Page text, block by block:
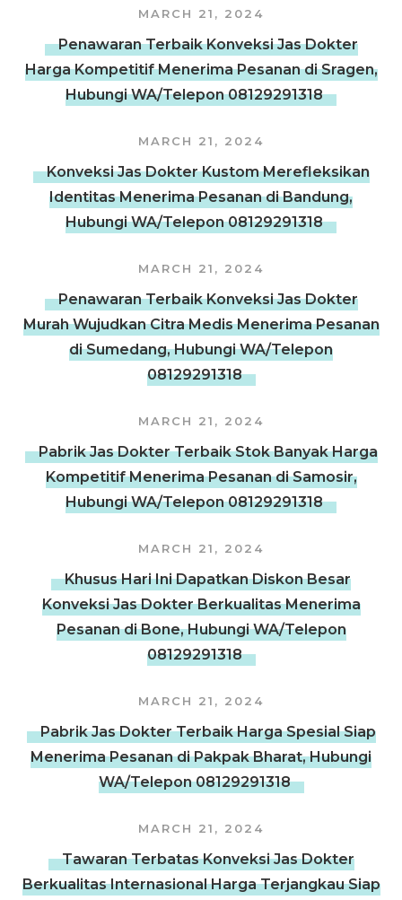
MARCH 21, 2024
Penawaran Terbaik Konveksi Jas Dokter
Harga Kompetitif Menerima Pesanan di Sragen,
Hubungi WA/Telepon 08129291318
MARCH 21, 2024
Konveksi Jas Dokter Kustom Merefleksikan
Identitas Menerima Pesanan di Bandung,
Hubungi WA/Telepon 08129291318
MARCH 21, 2024
Penawaran Terbaik Konveksi Jas Dokter
Murah Wujudkan Citra Medis Menerima Pesanan
di Sumedang, Hubungi WA/Telepon
08129291318
MARCH 21, 2024
Pabrik Jas Dokter Terbaik Stok Banyak Harga
Kompetitif Menerima Pesanan di Samosir,
Hubungi WA/Telepon 08129291318
MARCH 21, 2024
Khusus Hari Ini Dapatkan Diskon Besar
Konveksi Jas Dokter Berkualitas Menerima
Pesanan di Bone, Hubungi WA/Telepon
08129291318
MARCH 21, 2024
Pabrik Jas Dokter Terbaik Harga Spesial Siap
Menerima Pesanan di Pakpak Bharat, Hubungi
WA/Telepon 08129291318
MARCH 21, 2024
Tawaran Terbatas Konveksi Jas Dokter
Berkualitas Internasional Harga Terjangkau Siap